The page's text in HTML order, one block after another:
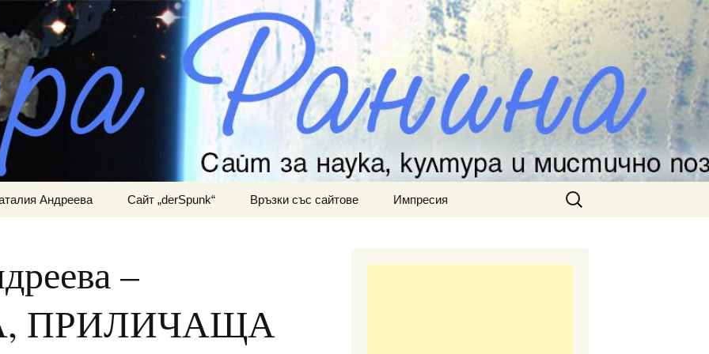
и мистично познание
Андреева Сайт „derSpunk“ Връзки със сайтове Импресия
Търсене
за:
–
ПРИЛИЧАЩА